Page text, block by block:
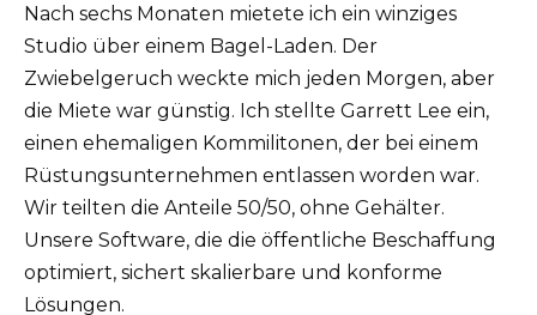
Nach sechs Monaten mietete ich ein winziges
Studio über einem Bagel-Laden. Der
Zwiebelgeruch weckte mich jeden Morgen, aber
die Miete war günstig. Ich stellte Garrett Lee ein,
einen ehemaligen Kommilitonen, der bei einem
Rüstungsunternehmen entlassen worden war.
Wir teilten die Anteile 50/50, ohne Gehälter.
Unsere Software, die die öffentliche Beschaffung
optimiert, sichert skalierbare und konforme
Lösungen.